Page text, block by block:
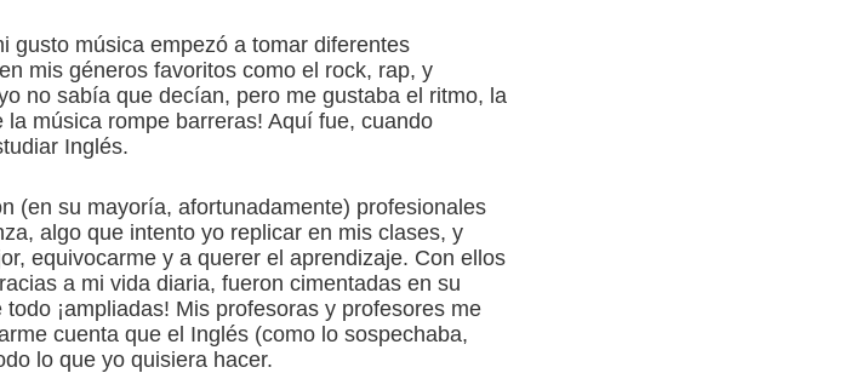
gusto música empezó a tomar diferentes
mis géneros favoritos como el rock, rap, y
no sabía que decían, pero me gustaba el ritmo, la
música rompe barreras! Aquí fue, cuando
Inglés.
(en su mayoría, afortunadamente) profesionales
algo que intento yo replicar en mis clases, y
equivocarme y a querer el aprendizaje. Con ellos
a mi vida diaria, fueron cimentadas en su
¡ampliadas! Mis profesoras y profesores me
cuenta que el Inglés (como lo sospechaba,
lo que yo quisiera hacer.